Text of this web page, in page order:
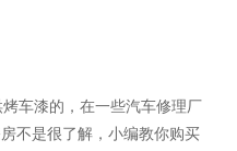
车漆的，在一些汽车修理厂
不是很了解，小编教你购买